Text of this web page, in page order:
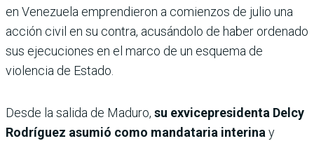
en Venezuela emprendieron a comienzos de julio una
acción civil en su contra, acusándolo de haber ordenado
sus ejecuciones en el marco de un esquema de
violencia de Estado.
Desde la salida de Maduro, su exvicepresidenta Delcy
Rodríguez asumió como mandataria interina y